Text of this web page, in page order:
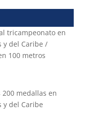
tricampeonato en
y del Caribe /
100 metros
medallas en
y del Caribe